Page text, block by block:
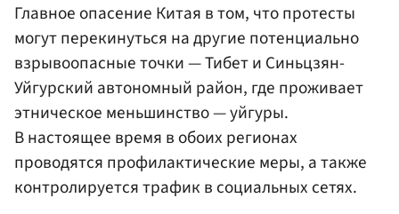
Главное опасение Китая в том, что протесты
могут перекинуться на другие потенциально
взрывоопасные точки — Тибет и Синьцзян-
Уйгурский автономный район, где проживает
этническое меньшинство — уйгуры.
В настоящее время в обоих регионах
проводятся профилактические меры, а также
контролируется трафик в социальных сетях.